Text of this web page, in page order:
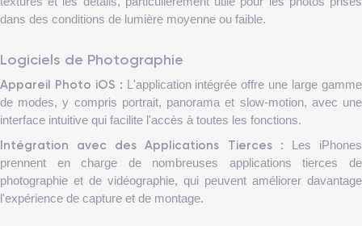
dans des conditions de lumière moyenne ou faible.
Logiciels de Photographie
Appareil Photo iOS : L'application intégrée offre une large gamme
de modes, y compris portrait, panorama et slow-motion, avec une
interface intuitive qui facilite l'accès à toutes les fonctions.
Intégration avec des Applications Tierces : Les iPhones
prennent en charge de nombreuses applications tierces de
photographie et de vidéographie, qui peuvent améliorer davantage
l'expérience de capture et de montage.